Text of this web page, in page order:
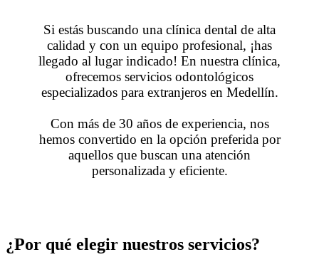
Si estás buscando una clínica dental de alta
calidad y con un equipo profesional, ¡has
llegado al lugar indicado! En nuestra clínica,
ofrecemos servicios odontológicos
especializados para extranjeros en Medellín.
Con más de 30 años de experiencia, nos
hemos convertido en la opción preferida por
aquellos que buscan una atención
personalizada y eficiente.
¿Por qué elegir nuestros servicios?